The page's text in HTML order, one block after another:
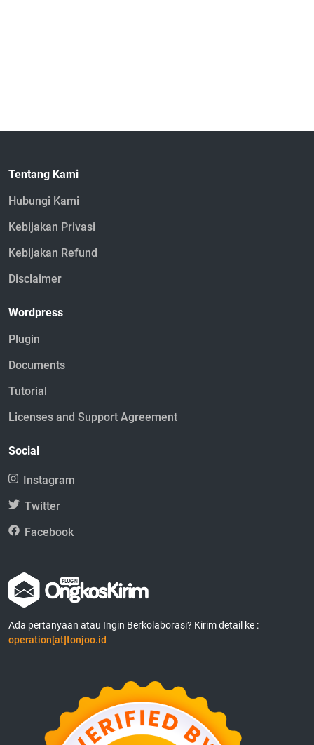
Tentang Kami
Hubungi Kami
Kebijakan Privasi
Kebijakan Refund
Disclaimer
Wordpress
Plugin
Documents
Tutorial
Licenses and Support Agreement
Social
Instagram
Twitter
Facebook
Ada pertanyaan atau Ingin Berkolaborasi? Kirim detail ke :
operation[at]tonjoo.id